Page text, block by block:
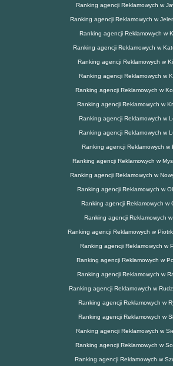
Ranking agencji Reklamowych w
Ranking agencji Reklamowych w
Ranking agencji Reklamowych w
Ranking agencji Reklamowych w
Ranking agencji Reklamowych w
Ranking agencji Reklamowych w
Ranking agencji Reklamowych w
Ranking agencji Reklamowych w
Ranking agencji Reklamowych w
Ranking agencji Reklamowych w
Ranking agencji Reklamowych w
Ranking agencji Reklamowych w
Ranking agencji Reklamowych w
Ranking agencji Reklamowych w
Ranking agencji Reklamowych w
Ranking agencji Reklamowych w
Ranking agencji Reklamowych w
Ranking agencji Reklamowych w
Ranking agencji Reklamowych w
Ranking agencji Reklamowych w
Ranking agencji Reklamowych w
Ranking agencji Reklamowych w
Ranking agencji Reklamowych w
Ranking agencji Reklamowych w
Ranking agencji Reklamowych w
Ranking agencji Reklamowych w